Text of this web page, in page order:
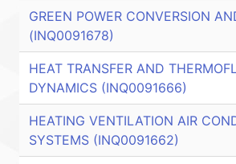
GREEN POWER CONVERSION
(INQ0091678)
HEAT TRANSFER AND
DYNAMICS (INQ0091666)
HEATING VENTILATION AIR
SYSTEMS (INQ0091662)